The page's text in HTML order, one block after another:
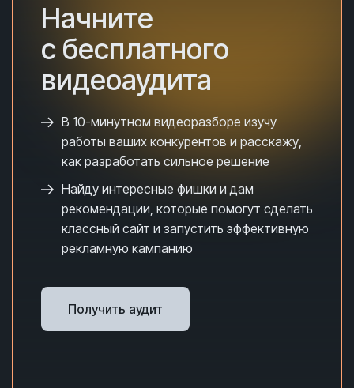
Начните
с бесплатного
видеоаудита
В 10-минутном видеоразборе изучу
работы ваших конкурентов и расскажу,
как разработать сильное решение
Найду интересные фишки и дам
рекомендации, которые помогут сделать
классный сайт и запустить эффективную
рекламную кампанию
Получить аудит